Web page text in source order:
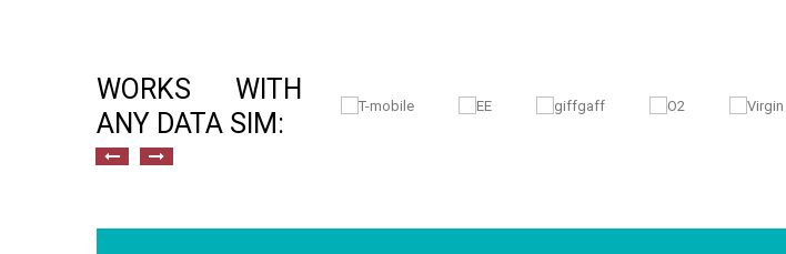
WORKS WITH
ANY DATA SIM: